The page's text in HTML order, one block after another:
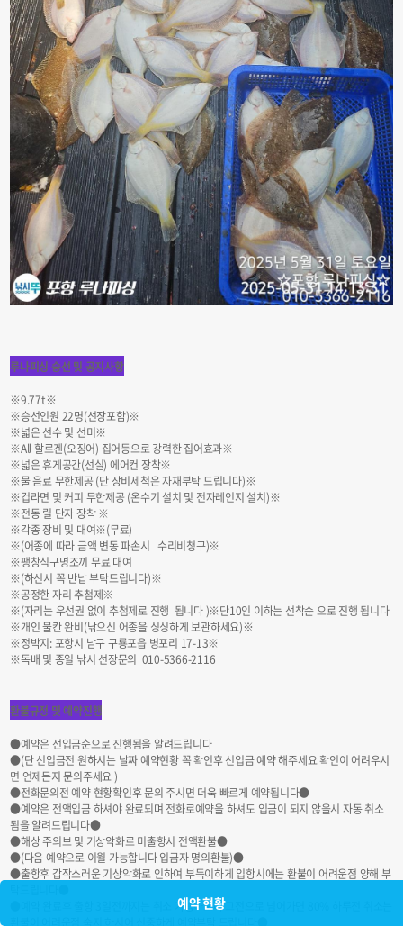
루나피싱 승선 및 공지사항
※9.77t※
※승선인원 22명(선장포함)※
※넓은 선수 및 선미※
※All 할로겐(오징어) 집어등으로 강력한 집어효과※
※넓은 휴게공간(선실) 에어컨 장착※
※물 음료 무한제공 (단 장비세척은 자재부탁 드립니다)※
※컵라면 및 커피 무한제공 (온수기 설치 및 전자레인지 설치)※
※전동 릴 단자 장착 ※
※각종 장비 및 대여※(무료)
※(어종에 따라 금액 변동 파손시 수리비청구)※
※팽창식구명조끼 무료 대여
※(하선시 꼭 반납 부탁드립니다)※
※공정한 자리 추첨제※
※(자리는 우선권 없이 추첨제로 진행 됩니다 )※단10인 이하는 선착순 으로 진행 됩니다
※개인 물칸 완비(낚으신 어종을 싱싱하게 보관하세요)※
※정박지: 포항시 남구 구룡포읍 병포리 17-13※
※독배 및 종일 낚시 선장문의 010-5366-2116
환불규정 및 예약진행
●예약은 선입금순으로 진행됨을 알려드립니다
●(단 선입금전 원하시는 날짜 예약현황 꼭 확인후 선입금 예약 해주세요 확인이 어려우시
면 언제든지 문의주세요 )
●전화문의전 예약 현황확인후 문의 주시면 더욱 빠르게 예약됩니다●
●예약은 전액입금 하셔야 완료되며 전화로예약을 하셔도 입금이 되지 않을시 자동 취소
됨을 알려드립니다●
●해상 주의보 및 기상악화로 미출항시 전액환불●
●(다음 예약으로 이월 가능합니다 입금자 명의환불)●
●출항후 갑작스러운 기상악화로 인하여 부득이하게 입항시에는 환불이 어려운점 양해 부
●예약 완료후 출항 3일전까지는 취소 가능하오나 그전으로 넘어가면 80% 하루전 취소는
예약 현황